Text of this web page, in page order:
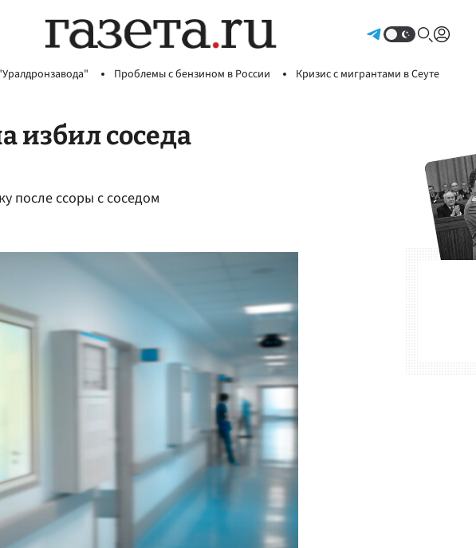
Проблемы с бензином в России Кризис с мигрантами в Сеуте
избил соседа
после ссоры с соседом